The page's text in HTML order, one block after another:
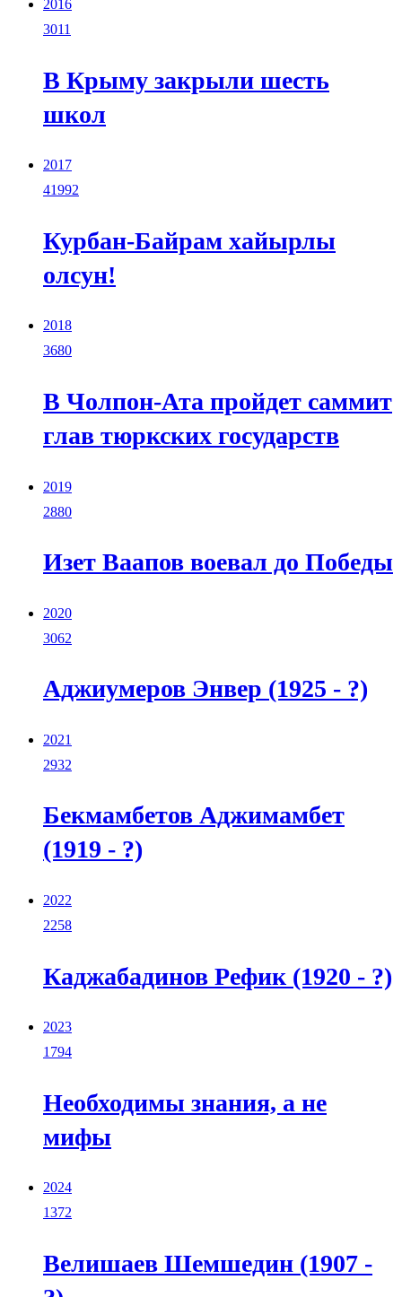
2016
3011
В Крыму закрыли шесть
школ
2017
41992
Курбан-Байрам хайырлы
олсун!
2018
3680
В Чолпон-Ата пройдет саммит
глав тюркских государств
2019
2880
Изет Ваапов воевал до Победы
2020
3062
Аджиумеров Энвер (1925 - ?)
2021
2932
Бекмамбетов Аджимамбет
(1919 - ?)
2022
2258
Каджабадинов Рефик (1920 - ?)
2023
1794
Необходимы знания, а не
мифы
2024
1372
Велишаев Шемшедин (1907 -